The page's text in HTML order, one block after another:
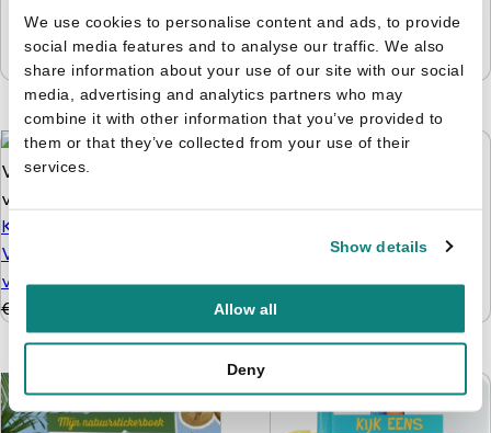
We use cookies to personalise content and ads, to provide
social media features and to analyse our traffic. We also
share information about your use of our site with our social
media, advertising and analytics partners who may
combine it with other information that you’ve provided to
them or that they’ve collected from your use of their
services.
Show details
Allow all
Deny
puzzelen en stickers
€9,99 €4,99
Kleuren op Nummer -
Vanaf 5 jaar - 128
verrassingen
€